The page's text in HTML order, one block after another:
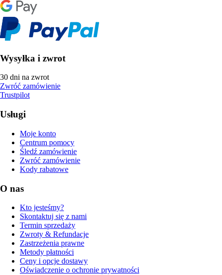
Wysyłka i zwrot
30 dni na zwrot
Zwróć zamówienie
Trustpilot
Usługi
Moje konto
Centrum pomocy
Śledź zamówienie
Zwróć zamówienie
Kody rabatowe
O nas
Kto jesteśmy?
Skontaktuj się z nami
Termin sprzedaży
Zwroty & Refundacje
Zastrzeżenia prawne
Metody płatności
Ceny i opcje dostawy
Oświadczenie o ochronie prywatności